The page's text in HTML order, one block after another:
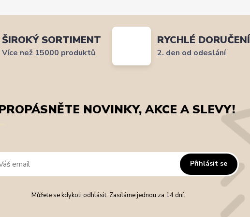
ŠIROKÝ SORTIMENT
Více než 15000 produktů
RYCHLÉ DORUČENÍ
2. den od odeslání
NOVINKY, AKCE A SLEVY!
Přihlásit se
Můžete se kdykoli odhlásit. Zasíláme jednou za 14 dní.